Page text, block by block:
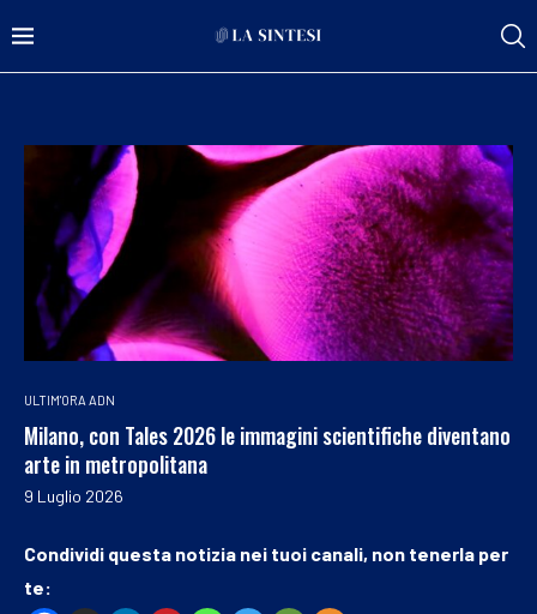
ULTIM'ORA ADN
Milano, con Tales 2026 le immagini scientifiche diventano
arte in metropolitana
9 Luglio 2026
Condividi questa notizia nei tuoi canali, non tenerla per
te: